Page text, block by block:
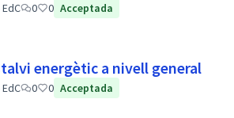
EdC 0 0 Acceptada
energètic a nivell general
EdC 0 0 Acceptada